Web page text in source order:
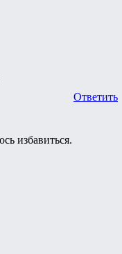
Ответить
избавиться.